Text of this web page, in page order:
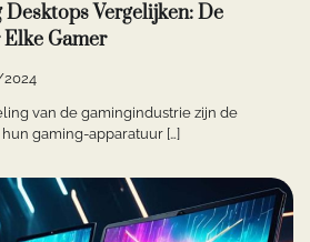
Vergelijken: De
Gamer
van de gamingindustrie zijn de
gaming-apparatuur […]